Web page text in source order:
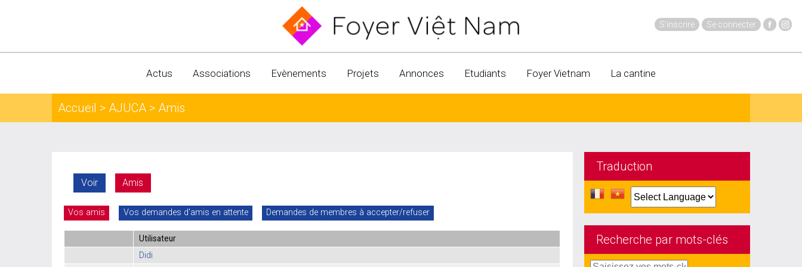
S'inscrire Se connecter
Actus Associations Evènements Projets Annonces Etudiants Foyer Vietnam La cantine
Accueil > AJUCA > Amis
Voir Amis
Vos amis Vos demandes d'amis en attente Demandes de membres à accepter/refuser
Utilisateur
Didi
Traduction
Recherche par mots-clés